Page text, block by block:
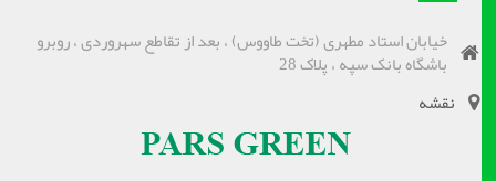
خیابان استاد مطهری (تخت طاووس) ، بعد از تقاطع سهروردی ، روبرو
باشگاه بانک سپه ، پلاک 28
نقشه